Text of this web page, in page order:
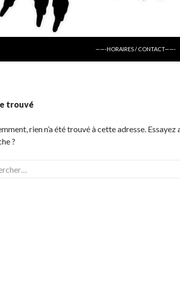
——-HORAIRES / CONTACT——-
trouvé
rien n’a été trouvé à cette adresse. Essayez
?
: